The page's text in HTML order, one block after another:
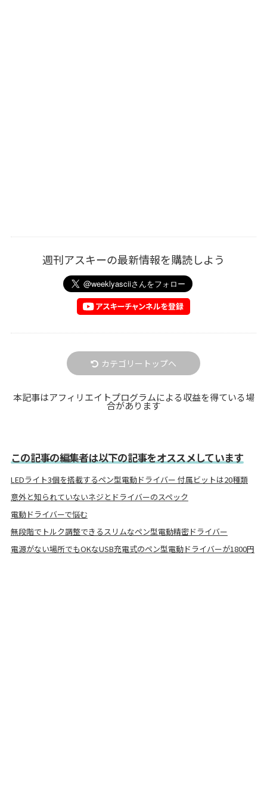
週刊アスキーの最新情報を購読しよう
カテゴリートップへ
本記事はアフィリエイトプログラムによる収益を得ている場
合があります
この記事の編集者は以下の記事をオススメしています
LEDライト3個を搭載するペン型電動ドライバー 付属ビットは20種類
意外と知られていないネジとドライバーのスペック
電動ドライバーで悩む
無段階でトルク調整できるスリムなペン型電動精密ドライバー
電源がない場所でもOKなUSB充電式のペン型電動ドライバーが1800円